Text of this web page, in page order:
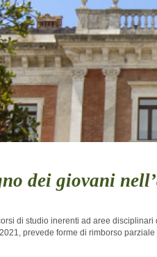
dei giovani
di studio inerenti ad aree
prevede forme di rimborso